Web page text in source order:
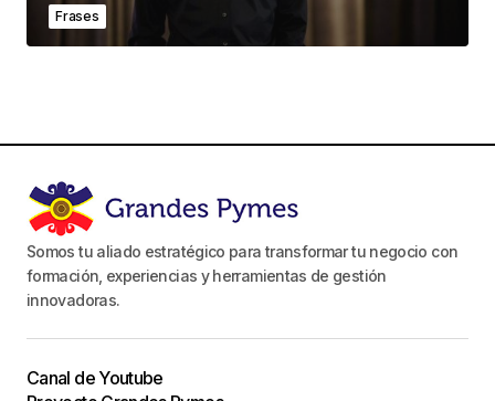
Frases
Somos tu aliado estratégico para transformar tu negocio con
formación, experiencias y herramientas de gestión
innovadoras.
Canal de Youtube